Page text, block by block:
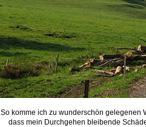
So komme ich zu wunderschön gelegenen
dass mein Durchgehen bleibende